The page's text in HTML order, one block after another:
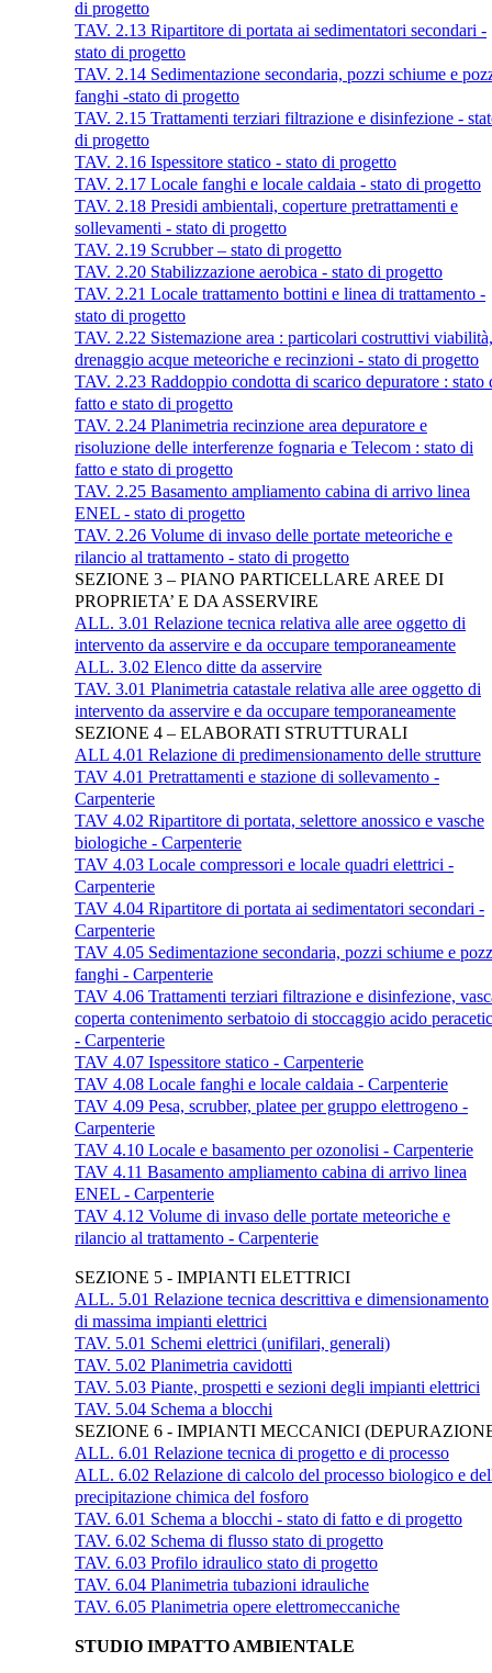
di progetto
TAV. 2.13 Ripartitore di portata ai sedimentatori secondari -
stato di progetto
TAV. 2.14 Sedimentazione secondaria, pozzi schiume e
fanghi -stato di progetto
TAV. 2.15 Trattamenti terziari filtrazione e disinfezione -
di progetto
TAV. 2.16 Ispessitore statico - stato di progetto
TAV. 2.17 Locale fanghi e locale caldaia - stato di progetto
TAV. 2.18 Presidi ambientali, coperture pretrattamenti e
sollevamenti - stato di progetto
TAV. 2.19 Scrubber – stato di progetto
TAV. 2.20 Stabilizzazione aerobica - stato di progetto
TAV. 2.21 Locale trattamento bottini e linea di trattamento -
stato di progetto
TAV. 2.22 Sistemazione area : particolari costruttivi viabilità,
drenaggio acque meteoriche e recinzioni - stato di progetto
TAV. 2.23 Raddoppio condotta di scarico depuratore : stato
fatto e stato di progetto
TAV. 2.24 Planimetria recinzione area depuratore e
risoluzione delle interferenze fognaria e Telecom : stato di
fatto e stato di progetto
TAV. 2.25 Basamento ampliamento cabina di arrivo linea
ENEL - stato di progetto
TAV. 2.26 Volume di invaso delle portate meteoriche e
rilancio al trattamento - stato di progetto
SEZIONE 3 – PIANO PARTICELLARE AREE DI
PROPRIETA’ E DA ASSERVIRE
ALL. 3.01 Relazione tecnica relativa alle aree oggetto di
intervento da asservire e da occupare temporaneamente
ALL. 3.02 Elenco ditte da asservire
TAV. 3.01 Planimetria catastale relativa alle aree oggetto di
intervento da asservire e da occupare temporaneamente
SEZIONE 4 – ELABORATI STRUTTURALI
ALL 4.01 Relazione di predimensionamento delle strutture
TAV 4.01 Pretrattamenti e stazione di sollevamento -
Carpenterie
TAV 4.02 Ripartitore di portata, selettore anossico e vasche
biologiche - Carpenterie
TAV 4.03 Locale compressori e locale quadri elettrici -
Carpenterie
TAV 4.04 Ripartitore di portata ai sedimentatori secondari -
Carpenterie
TAV 4.05 Sedimentazione secondaria, pozzi schiume e
fanghi - Carpenterie
TAV 4.06 Trattamenti terziari filtrazione e disinfezione,
coperta contenimento serbatoio di stoccaggio acido
- Carpenterie
TAV 4.07 Ispessitore statico - Carpenterie
TAV 4.08 Locale fanghi e locale caldaia - Carpenterie
TAV 4.09 Pesa, scrubber, platee per gruppo elettrogeno -
Carpenterie
TAV 4.10 Locale e basamento per ozonolisi - Carpenterie
TAV 4.11 Basamento ampliamento cabina di arrivo linea
ENEL - Carpenterie
TAV 4.12 Volume di invaso delle portate meteoriche e
rilancio al trattamento - Carpenterie
SEZIONE 5 - IMPIANTI ELETTRICI
ALL. 5.01 Relazione tecnica descrittiva e dimensionamento
di massima impianti elettrici
TAV. 5.01 Schemi elettrici (unifilari, generali)
TAV. 5.02 Planimetria cavidotti
TAV. 5.03 Piante, prospetti e sezioni degli impianti elettrici
TAV. 5.04 Schema a blocchi
SEZIONE 6 - IMPIANTI MECCANICI
ALL. 6.01 Relazione tecnica di progetto e di processo
ALL. 6.02 Relazione di calcolo del processo biologico e
precipitazione chimica del fosforo
TAV. 6.01 Schema a blocchi - stato di fatto e di progetto
TAV. 6.02 Schema di flusso stato di progetto
TAV. 6.03 Profilo idraulico stato di progetto
TAV. 6.04 Planimetria tubazioni idrauliche
TAV. 6.05 Planimetria opere elettromeccaniche
STUDIO IMPATTO AMBIENTALE